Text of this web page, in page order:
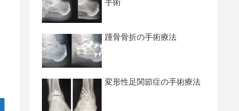
手術
踵骨骨折の手術療法
変形性足関節症の手術療法